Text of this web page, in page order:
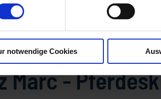
notwendige Cookies
Franz Marc - Pferdeskizze II - 1906
Marc -